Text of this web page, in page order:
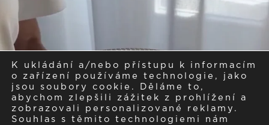
K ukládání a/nebo přístupu k informacím
o zařízení používáme technologie, jako
jsou soubory cookie. Děláme to,
abychom zlepšili zážitek z prohlížení a
zobrazovali personalizované reklamy.
Souhlas s těmito technologiemi nám